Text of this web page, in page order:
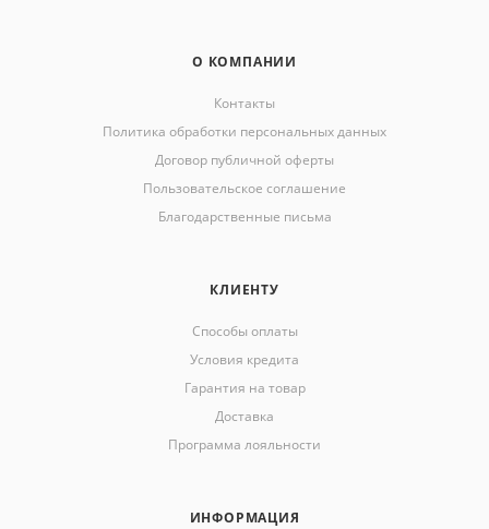
О КОМПАНИИ
Контакты
Политика обработки персональных данных
Договор публичной оферты
Пользовательское соглашение
Благодарственные письма
КЛИЕНТУ
Способы оплаты
Условия кредита
Гарантия на товар
Доставка
Программа лояльности
ИНФОРМАЦИЯ